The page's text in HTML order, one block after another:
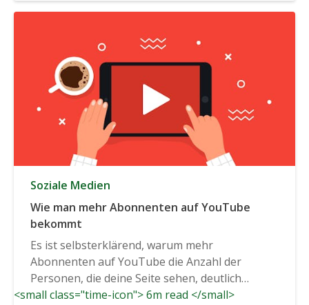
Soziale Medien
Wie man mehr Abonnenten auf YouTube
bekommt
Es ist selbsterklärend, warum mehr
Abonnenten auf YouTube die Anzahl der
Personen, die deine Seite sehen, deutlich
erhöhen kann...
<small class="time-icon"> 6m read </small>